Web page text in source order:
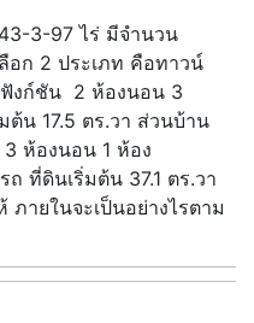
3-97 ไร่ มีจำนวน
อก 2 ประเภท คือทาวน์
งก์ชัน 2 ห้องนอน 3
น 17.5 ตร.วา ส่วนบ้าน
ห้องนอน 1 ห้อง
ที่ดินเริ่มต้น 37.1 ตร.วา
ายในจะเป็นอย่างไรตาม